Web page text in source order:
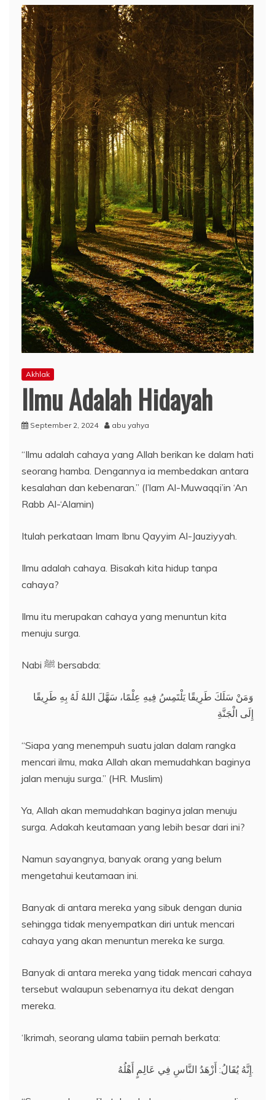
Akhlak
Ilmu Adalah Hidayah
September 2, 2024 abu yahya
“Ilmu adalah cahaya yang Allah berikan ke dalam hati
seorang hamba. Dengannya ia membedakan antara
kesalahan dan kebenaran.” (I’lam Al-Muwaqqi’in ‘An
Rabb Al-‘Alamin)
Itulah perkataan Imam Ibnu Qayyim Al-Jauziyyah.
Ilmu adalah cahaya. Bisakah kita hidup tanpa
cahaya?
Ilmu itu merupakan cahaya yang menuntun kita
menuju surga.
bersabda:
وَمَنْ سَلَكَ طَرِيقًا يَلْتَمِسُ فِيهِ عِلْمًا، سَهَّلَ اللهُ لَهُ بِهِ طَرِيقًا
إِلَى الْجَنَّةِ
“Siapa yang menempuh suatu jalan dalam rangka
mencari ilmu, maka Allah akan memudahkan baginya
jalan menuju surga.” (HR. Muslim)
Ya, Allah akan memudahkan baginya jalan menuju
surga. Adakah keutamaan yang lebih besar dari ini?
Namun sayangnya, banyak orang yang belum
mengetahui keutamaan ini.
Banyak di antara mereka yang sibuk dengan dunia
sehingga tidak menyempatkan diri untuk mencari
cahaya yang akan menuntun mereka ke surga.
Banyak di antara mereka yang tidak mencari cahaya
tersebut walaupun sebenarnya itu dekat dengan
mereka.
‘Ikrimah, seorang ulama tabiin pernah berkata:
إِنَّهُ يُقَالُ: أَزْهَدُ النَّاسِ فِي عَالِمٍ أَهْلُهُ.